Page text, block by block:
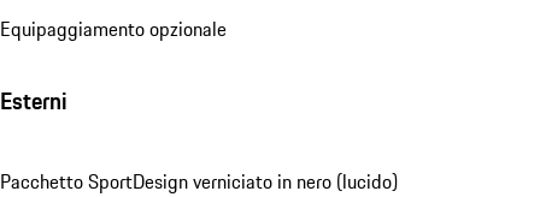
Equipaggiamento opzionale
Esterni
Pacchetto SportDesign verniciato in nero (lucido)